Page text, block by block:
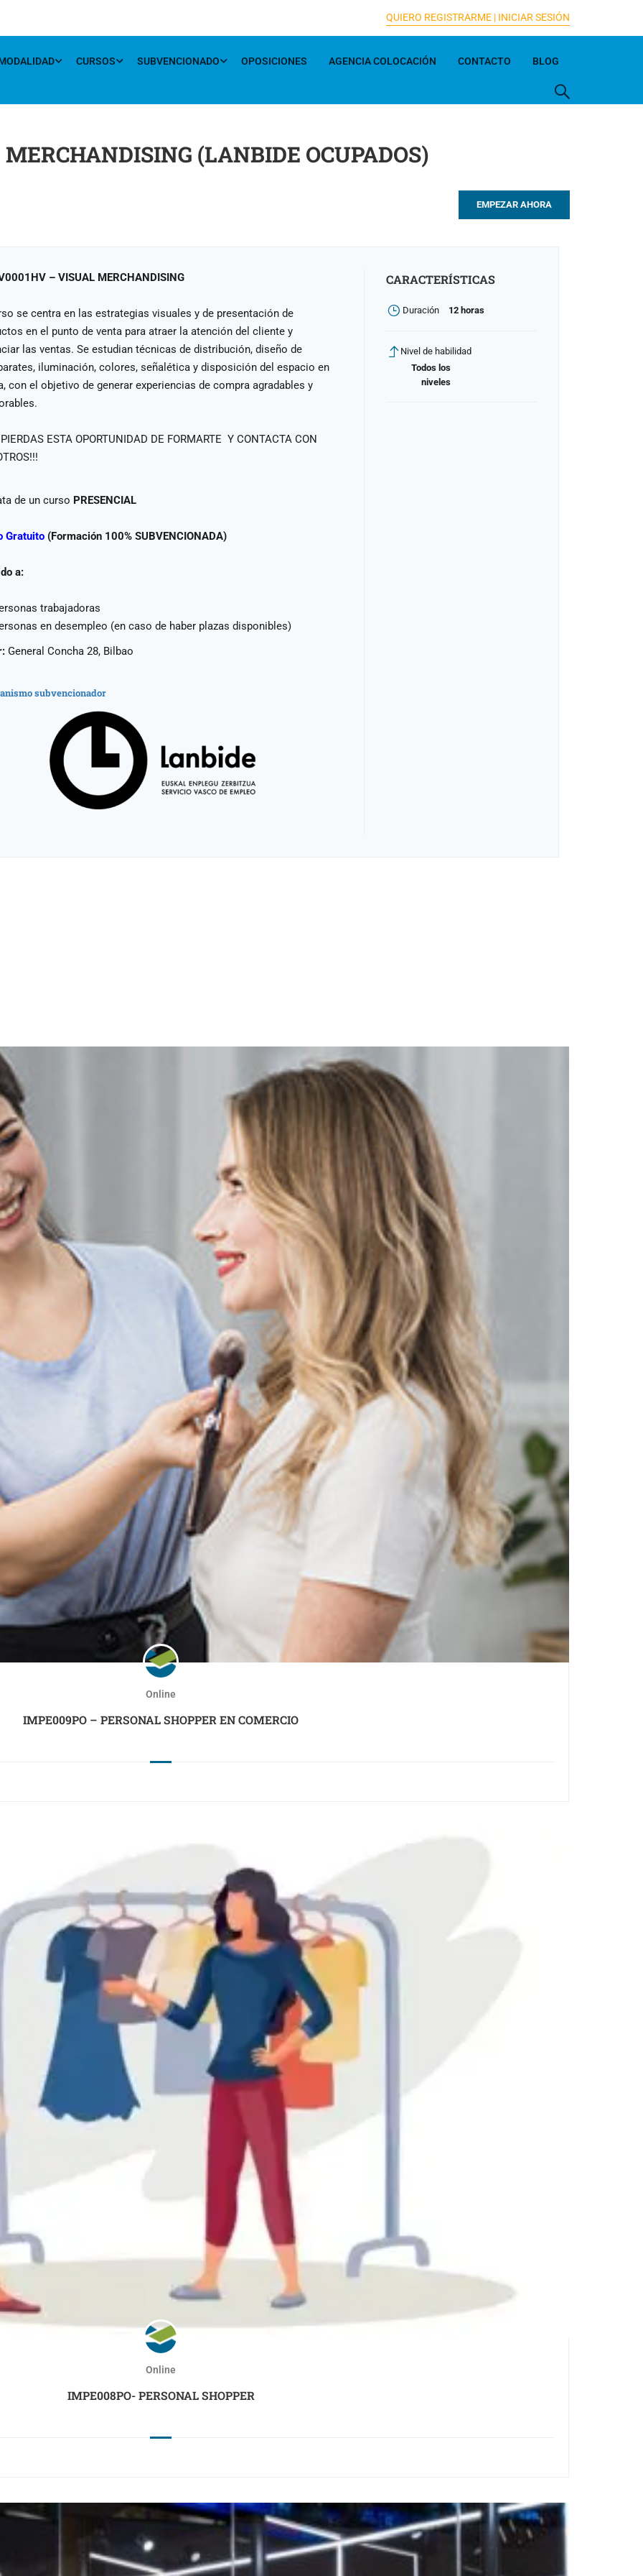
INICIAR SESIÓN
QUIERO REGISTRARME |
CURSOS SUBVENCIONADO OPOSICIONES AGENCIA COLOCACIÓN CONTACTO BLOG
(LANBIDE OCUPADOS)
EMPEZAR AHORA
– VISUAL MERCHANDISING
se centra en las estrategias visuales y de presentación de
en el punto de venta para atraer la atención del cliente y
las ventas. Se estudian técnicas de distribución, diseño de
iluminación, colores, señalética y disposición del espacio en
con el objetivo de generar experiencias de compra agradables y
PIERDAS ESTA OPORTUNIDAD DE FORMARTE Y CONTACTA CON
de un curso PRESENCIAL
Gratuito(Formación 100% SUBVENCIONADA)
a:
trabajadoras
en desempleo (en caso de haber plazas disponibles)
General Concha 28, Bilbao
subvencionador
CARACTERÍSTICAS
Duración 12 horas
Nivel de habilidad
Todos los
niveles
Online
IMPE009PO – PERSONAL SHOPPER EN COMERCIO
Online
IMPE008PO- PERSONAL SHOPPER